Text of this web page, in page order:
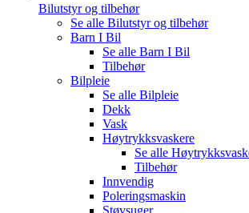
Bilutstyr og tilbehør
Se alle Bilutstyr og tilbehør
Barn I Bil
Se alle Barn I Bil
Tilbehør
Bilpleie
Se alle Bilpleie
Dekk
Vask
Høytrykksvaskere
Se alle
Tilbehør
Innvendig
Poleringsmaskin
Støvsuger